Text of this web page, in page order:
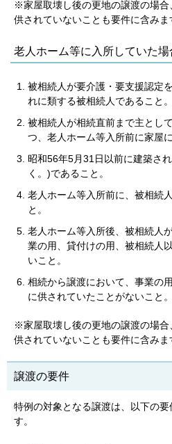
※家屋取壊し後の更地の譲渡の場合
供されていないことも要件に含みま
老人ホーム等に入所していた場
被相続人が要介護・要支援認定
れに類する被相続人であること。
被相続人が相続直前まで主とし
つ、老人ホーム等入所前に家屋
昭和56年5月31日以前に建築さ
く。)であること。
老人ホーム等入所前に、被相続
と。
老人ホーム等入所後、被相続人
業の用、貸付けの用、被相続人
いこと。
相続から譲渡において、事業の
に供されていたことがないこと。
※家屋取壊し後の更地の譲渡の場合
供されていないことも要件に含みま
譲渡の要件
特例の対象となる譲渡は、以下の
す。